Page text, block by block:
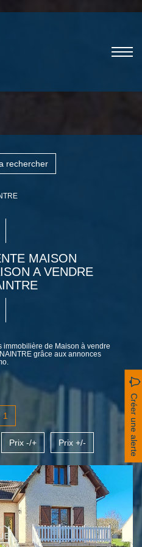
rechercher
MAISON
A VENDRE
immobilière de Maison à vendre
grâce aux annonces
Créer une alerte
1
Prix -/+ Prix +/-